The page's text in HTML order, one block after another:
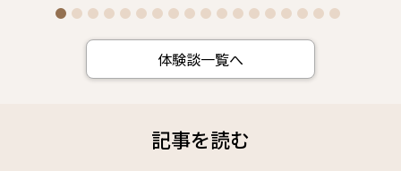
前半のアゼルバイジャンでは、首都バクーの洗
ロードの歴史を感じる旧市街の石畳を夫婦での
んびり歩いた後、夜にはカスピ海沿いから燃え
体験談一覧へ
記事を読む